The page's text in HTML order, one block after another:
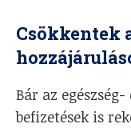
Csökkentek
Bár az
befizetések is